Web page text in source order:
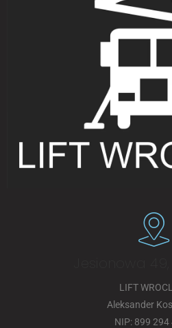
LIFT
Aleksander
NIP: 899 294